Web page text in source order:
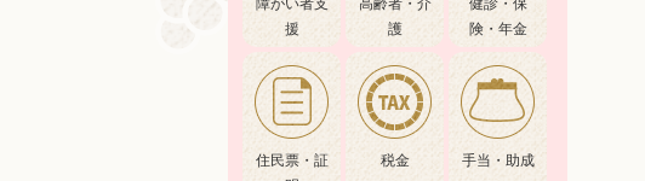
障がい者支
援
高齢者・介
護
健診・保
険・年金
住民票・証
税金 手当・助成